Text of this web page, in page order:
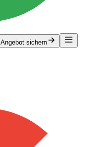
Angebot sichern